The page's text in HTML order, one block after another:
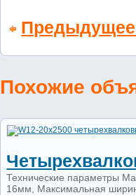
Похожие
Технические параметры
16мм, Максимальная